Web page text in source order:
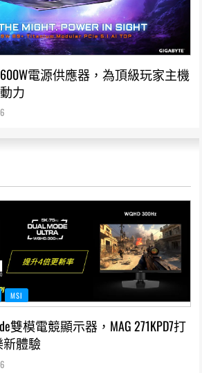
電源供應器，為頂級玩家主機
力
MSI
雙模電競顯示器，MAG 271KPD7打
體驗